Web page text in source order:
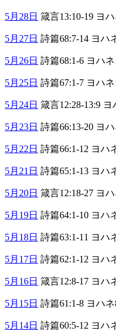
5月28日 箴言13:10-19 ヨ
5月27日 詩篇68:7-14 ヨハ
5月26日 詩篇68:1-6 ヨハ
5月25日 詩篇67:1-7 ヨハ
5月24日 箴言12:28-13:9 ヨ
5月23日 詩篇66:13-20 ヨ
5月22日 詩篇66:1-12 ヨハ
5月21日 詩篇65:1-13 ヨハ
5月20日 箴言12:18-27 ヨ
5月19日 詩篇64:1-10 ヨハ
5月18日 詩篇63:1-11 ヨハ
5月17日 詩篇62:1-12 ヨハ
5月16日 箴言12:8-17 ヨハ
5月15日 詩篇61:1-8 ヨハ
5月14日 詩篇60:5-12 ヨハ